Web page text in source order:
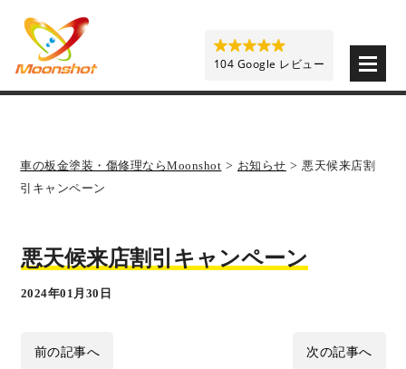
車の板金塗装・傷修理ならMoonshot > お知らせ >悪天候来店割
引キャンペーン
悪天候来店割引キャンペーン
2024年01月30日
前の記事へ 次の記事へ
104 Google レビュー